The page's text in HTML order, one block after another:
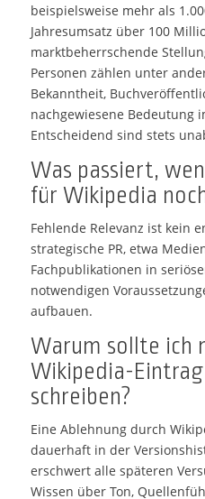
beispielsweise mehr als
Jahresumsatz über 100
marktbeherrschende
Personen zählen unter
Bekanntheit,
nachgewiesene Bedeutung
Entscheidend sind stets
Was passiert,
für Wikipedia
Fehlende Relevanz ist kein
strategische PR, etwa
Fachpublikationen in
notwendigen
aufbauen.
Warum sollte ich
Wikipedia-
schreiben?
Eine Ablehnung durch
dauerhaft in der
erschwert alle späteren
Wissen über Ton,